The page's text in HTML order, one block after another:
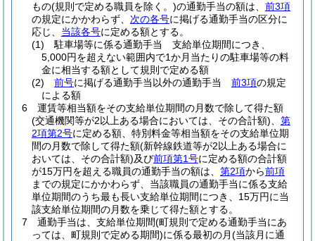
もの(規則で定める職員を除く。)の通勤手当の額は、 前3項
の規定にかかわらず、 次の各号に掲げる通勤手当の区分に
応じ、 当該各号に定める額とする。
(1)
駐車場等に係る通勤手当 支給単位期間につき、
5,000円を超えない範囲内で1か月当たりの駐車場等の料
金に相当する額として規則で定める額
(2)
前号に掲げる通勤手当以外の通勤手当 前3項の規定
による額
6
運賃等相当額をその支給単位期間の月数で除して得た額
(交通機関等が2以上ある場合においては、その合計額)
第
2項第2号に定める額、特別料金等相当額をその支給単位期
間の月数で除して得た額(新幹線鉄道等が2以上ある場合に
おいては、その合計額)及び前項第1号に定める額の合計額
が15万円を超える職員の通勤手当の額は、 第2項から前項
までの規定にかかわらず、当該職員の通勤手当に係る支給
単位期間のうち最も長い支給単位期間につき、15万円に当
該支給単位期間の月数を乗じて得た額とする。
7
通勤手当は、支給単位期間(町規則で定める通勤手当にあ
っては、町規則で定める期間)に係る最初の月(当該月に通